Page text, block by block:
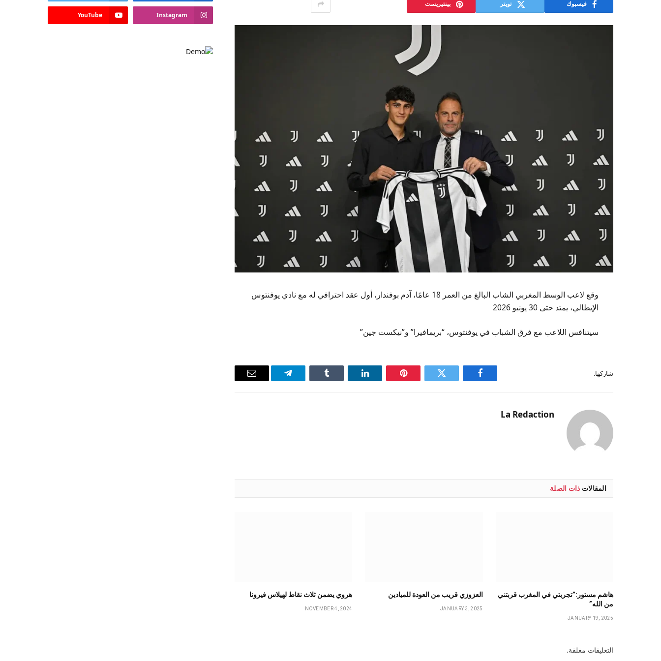
فيسبوك تويتر بينتيريست
وقع لاعب الوسط المغربي الشاب البالغ من العمر 18 عامًا، آدم بوفندار، أول عقد احترافي له مع نادي يوفنتوس
الإيطالي، يمتد حتى 30 يونيو 2026
سيتنافس اللاعب مع فرق الشباب في يوفنتوس، “بريمافيرا” و”نيكست جين”
شاركها.
فيسبوك
تويتر بينتيريست لينكدإن Tumblr تيلقرام
البريد
La Redaction
المقالات ذات الصلة
هاشم مستور:”تجربتي في المغرب قربتني
من الله”
JANUARY 19, 2025
العزوزي قريب من العودة للميادين
JANUARY 3, 2025
هروي يضمن ثلاث نقاط لهيلاس فيرونا
NOVEMBER 4, 2024
التعليقات مغلقة.
Instagram
YouTube